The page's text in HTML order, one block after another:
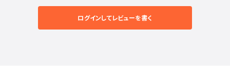
ログインしてレビューを書く